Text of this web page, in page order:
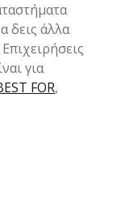
δεις άλλα
Επιχειρήσεις
για
FOR,